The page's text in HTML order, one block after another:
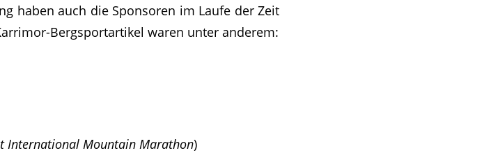
haben auch die Sponsoren im Laufe der Zeit
Bergsportartikel waren unter anderem:
International Mountain Marathon)